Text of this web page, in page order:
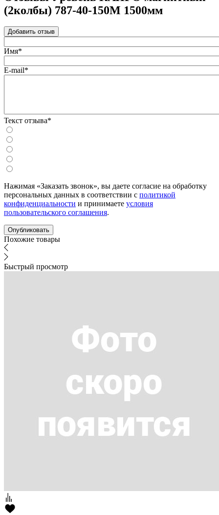
(2колбы) 787-40-150М 1500мм
Добавить отзыв
Имя*
E-mail*
Текст отзыва*
Нажимая «Заказать звонок», вы даете согласие на обработку
персональных данных в соответствии с политикой
конфиденциальности и принимаете условия
пользовательского соглашения.
Похожие товары
Быстрый просмотр